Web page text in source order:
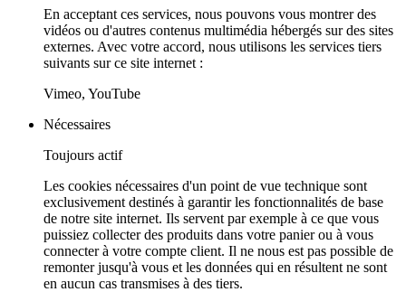
En acceptant ces services, nous pouvons vous montrer des
vidéos ou d'autres contenus multimédia hébergés sur des sites
externes. Avec votre accord, nous utilisons les services tiers
suivants sur ce site internet :
Vimeo, YouTube
Nécessaires
Toujours actif
Les cookies nécessaires d'un point de vue technique sont
exclusivement destinés à garantir les fonctionnalités de base
de notre site internet. Ils servent par exemple à ce que vous
puissiez collecter des produits dans votre panier ou à vous
connecter à votre compte client. Il ne nous est pas possible de
remonter jusqu'à vous et les données qui en résultent ne sont
en aucun cas transmises à des tiers.